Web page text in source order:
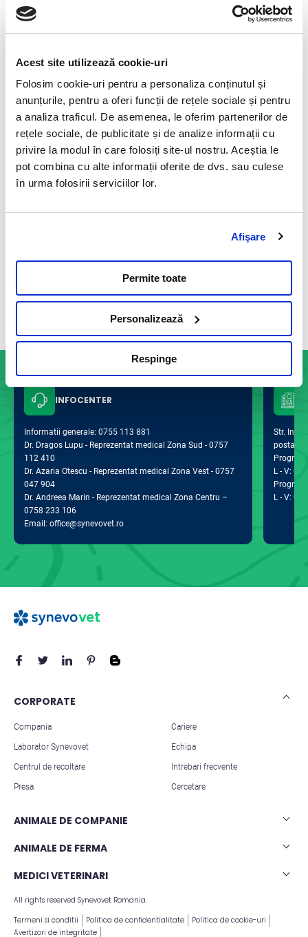
Acest site utilizează cookie-uri
Folosim cookie-uri pentru a personaliza conținutul și
anunțurile, pentru a oferi funcții de rețele sociale și pentru
a analiza traficul. De asemenea, le oferim partenerilor de
rețele sociale, de publicitate și de analize informații cu
privire la modul în care folosiți site-ul nostru. Aceștia le
pot combina cu alte informații oferite de dvs. sau culese
în urma folosirii serviciilor lor.
Afişare
Permite toate
Personalizează
Respinge
29
Toxicologie 11
Vitamine
Importanta analizelor
Testul de stimulare cu ACTH
11 Mai 2023
Este un test functional endocrin specific indicat in
diagnosticul sindromului Cushing si bolii Addison, precum si
in monitorizarea tratamentului specific cu trilostan
Vezi toate articolele
INFOCENTER
Informatii generale: 0755 113 881
Dr. Dragos Lupu - Reprezentat medical Zona Sud - 0757
112 410
Dr. Azaria Otescu - Reprezentat medical Zona Vest - 0757
047 904
Dr. Andreea Marin - Reprezentat medical Zona Centru –
0758 233 106
Email: office@synevovet.ro
Str.
postal
L - V:
L - V:
CORPORATE
Compania
Laborator Synevovet
Centrul de recoltare
Presa
Cariere
Echipa
Intrebari frecvente
Cercetare
ANIMALE DE COMPANIE
Analize caini
ANIMALE DE FERMA
Analize rumegatoare mari
MEDICI VETERINARI
Articole stiintifice
All rights reserved Synevovet Romania.
Termeni si conditii
Politica de confidentialitate
Politica de cookie-uri
Avertizori de integritate